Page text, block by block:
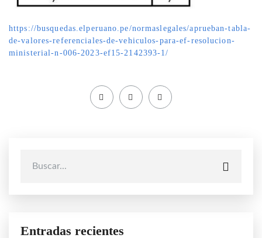
https://busquedas.elperuano.pe/normaslegales/aprueban-tabla-
de-valores-referenciales-de-vehiculos-para-ef-resolucion-
ministerial-n-006-2023-ef15-2142393-1/
Entradas recientes